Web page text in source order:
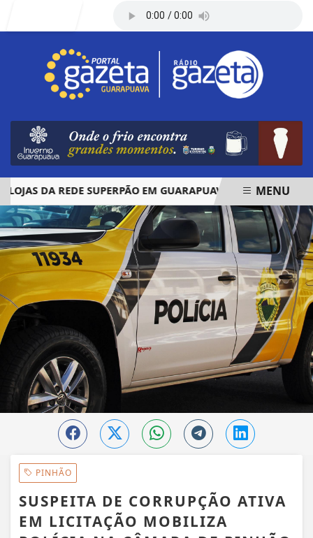
DA REDE SUPERPÃO EM GUARAPUAVA E PALMAS
EM ALTA
MENU
PINHÃO
SUSPEITA DE CORRUPÇÃO ATIVA
EM LICITAÇÃO MOBILIZA